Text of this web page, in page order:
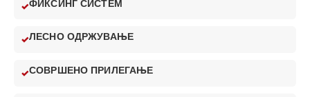
ФИКСИНГ СИСТЕМ
ЛЕСНО ОДРЖУВАЊЕ
СОВРШЕНО ПРИЛЕГАЊЕ